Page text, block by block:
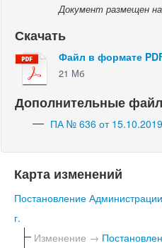
Документ размещен
Скачать
Файл в формате
21 Мб
Дополнительные
ПА № 636 от
Карта изменений
Постановление
г.
Изменение →